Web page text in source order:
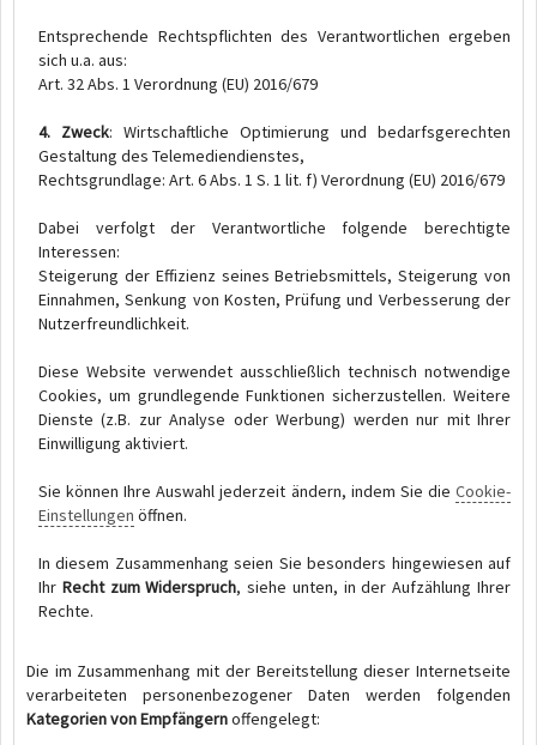
Entsprechende Rechtspflichten des Verantwortlichen ergeben
sich u.a. aus:
Art. 32 Abs. 1 Verordnung (EU) 2016/679
4. Zweck: Wirtschaftliche Optimierung und bedarfsgerechten
Gestaltung des Telemediendienstes,
Rechtsgrundlage: Art. 6 Abs. 1 S. 1 lit. f) Verordnung (EU) 2016/679
Dabei verfolgt der Verantwortliche folgende berechtigte
Interessen:
Steigerung der Effizienz seines Betriebsmittels, Steigerung von
Einnahmen, Senkung von Kosten, Prüfung und Verbesserung der
Nutzerfreundlichkeit.
Diese Website verwendet ausschließlich technisch notwendige
Cookies, um grundlegende Funktionen sicherzustellen. Weitere
Dienste (z.B. zur Analyse oder Werbung) werden nur mit Ihrer
Einwilligung aktiviert.
Sie können Ihre Auswahl jederzeit ändern, indem Sie die Cookie-
Einstellungen öffnen.
In diesem Zusammenhang seien Sie besonders hingewiesen auf
Ihr Recht zum Widerspruch, siehe unten, in der Aufzählung Ihrer
Rechte.
Die im Zusammenhang mit der Bereitstellung dieser Internetseite
verarbeiteten personenbezogener Daten werden folgenden
Kategorien von Empfängernoffengelegt: